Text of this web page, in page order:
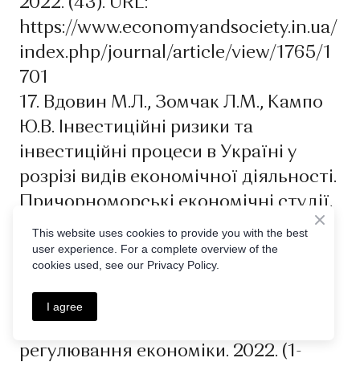
https://www.economyandsociety.in.ua/
index.php/journal/article/view/1765/1
701
17. Вдовин М.Л., Зомчак Л.М., Кампо
Ю.В. Інвестиційні ризики та
інвестиційні процеси в Україні у
розрізі видів економічної діяльності.
Причорноморські економічні студії.
2022. Вип. 76. С. 72-78. DOI:
https://doi.org/10.32782/bses.76-9
18. Вдовин М., Зомчак Л., Коханевич
М. Безробіття в Україні: економіко-
статистичний огляд. Механiзм
регулювання економіки. 2022. (1-
This website uses cookies to provide you with the best
user experience. For a complete overview of the
cookies used, see our Privacy Policy.
I agree